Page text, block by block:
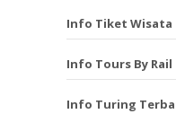
Info Tiket Wisata
Info Tours By Rail
Info Turing